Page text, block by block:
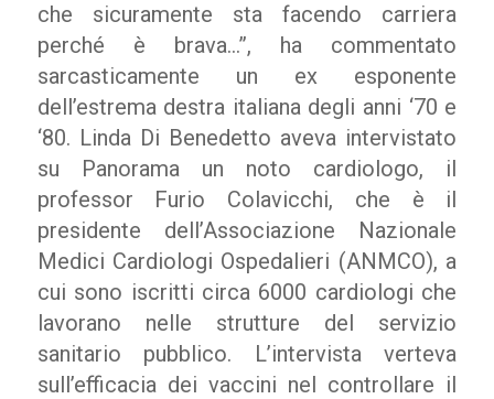
che sicuramente sta facendo carriera
perché è brava…”, ha commentato
sarcasticamente un ex esponente
dell’estrema destra italiana degli anni ‘70 e
‘80. Linda Di Benedetto aveva intervistato
su Panorama un noto cardiologo, il
professor Furio Colavicchi, che è il
presidente dell’Associazione Nazionale
Medici Cardiologi Ospedalieri (ANMCO), a
cui sono iscritti circa 6000 cardiologi che
lavorano nelle strutture del servizio
sanitario pubblico. L’intervista verteva
sull’efficacia dei vaccini nel controllare il